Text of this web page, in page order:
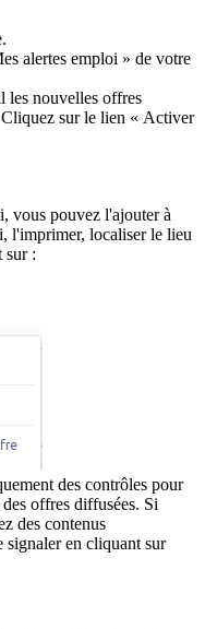
alertes emploi » de votre
les nouvelles offres
sur le lien « Activer
vous pouvez l'ajouter à
l'imprimer, localiser le lieu
sur :
des contrôles pour
offres diffusées. Si
des contenus
signaler en cliquant sur